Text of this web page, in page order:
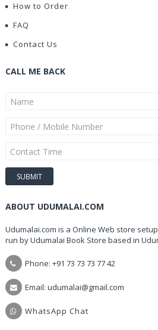
How to Order
FAQ
Contact Us
CALL ME BACK
ABOUT UDUMALAI.COM
Udumalai.com is a Online Web store
run by Udumalai Book Store based in
Phone: +91 73 73 73 77 42
Email: udumalai@gmail.com
WhatsApp Chat